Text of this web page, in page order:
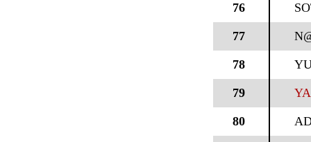
76
77
78
79
80